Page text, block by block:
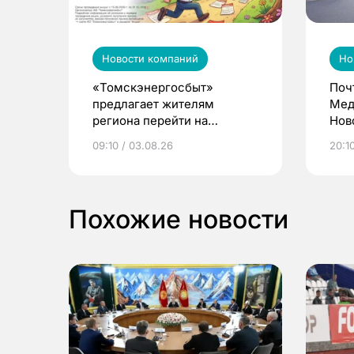
Новости компаний
«Томскэнергосбыт»
предлагает жителям
региона перейти на
выиграть призы
09:10 / 03.08.26
Похожие новости